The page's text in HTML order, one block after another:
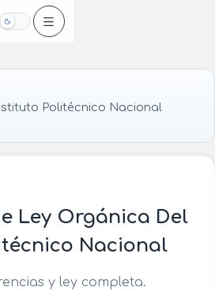
Oscuro
Politécnico Nacional
Ley Orgánica Del
Nacional
y ley completa.